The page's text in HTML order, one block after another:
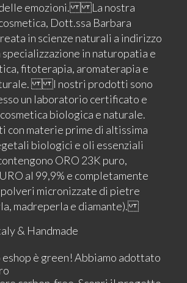
delle emozioni. La nostra
Dott.ssa Barbara
in scienze naturali a indirizzo
in naturopatia e
fitoterapia, aromaterapia e
I nostri prodotti sono
un laboratorio certificato e
biologica e naturale.
con materie prime di altissima
biologici e oli essenziali
ORO 23K puro,
al 99,9% e completamente
micronizzate di pietre
madreperla e diamante).
& Handmade
è green! Abbiamo adottato